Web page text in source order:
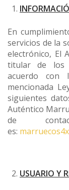
En
servicios de la
electrónico, El
titular de los
acuerdo con
mencionada
siguientes
Auténtico
de
es:
USUARIO Y